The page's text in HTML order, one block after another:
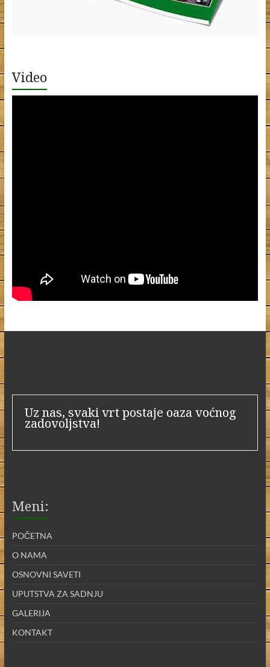
Video
Uz nas, svaki vrt postaje oaza voćnog
zadovoljstva!
Meni:
POČETNA
O NAMA
OSNOVNI SAVETI
UPUTSTVA ZA SADNJU
GALERIJA
KONTAKT